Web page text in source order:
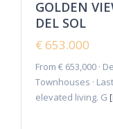
GOLDEN
DEL SOL
€ 653.000
From € 653,000 ·
Townhouses ·
elevated living. G